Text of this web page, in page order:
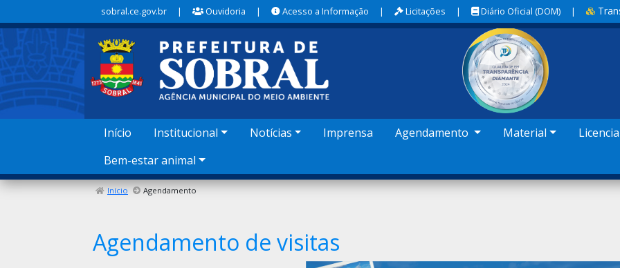
sobral.ce.gov.br | Ouvidoria | Acesso a Informação | Licitações | Diário Oficial (DOM) |
Início Institucional Notícias Imprensa Agendamento Material
Bem-estar animal
Início Agendamento
Agendamento de visitas